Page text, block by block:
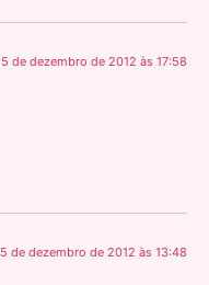
5 de dezembro de 2012 às 17:58
5 de dezembro de 2012 às 13:48